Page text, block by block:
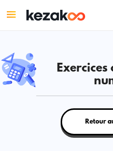
Retour